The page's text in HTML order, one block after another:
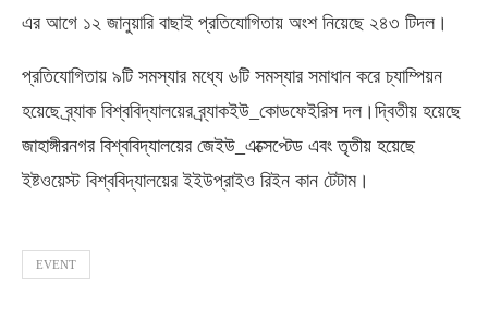
এর আগে ১২ জানুয়ারি বাছাই প্রতিযোগিতায় অংশ নিয়েছে ২৪৩ টিদল।
প্রতিযোগিতায় ৯টি সমস্যার মধ্যে ৬টি সমস্যার সমাধান করে চ্যাম্পিয়ন
হয়েছে ব্র্যাক বিশ্ববিদ্যালয়ের ব্র্যাকইউ_কোডফেইরিস দল।দ্বিতীয় হয়েছে
জাহাঙ্গীরনগর বিশ্ববিদ্যালয়ের জেইউ_এক্সেপ্টেড এবং তৃতীয় হয়েছে
ইষ্টওয়েস্ট বিশ্ববিদ্যালয়ের ইইউপ্রাইও রিইন কান টেটাম।
EVENT